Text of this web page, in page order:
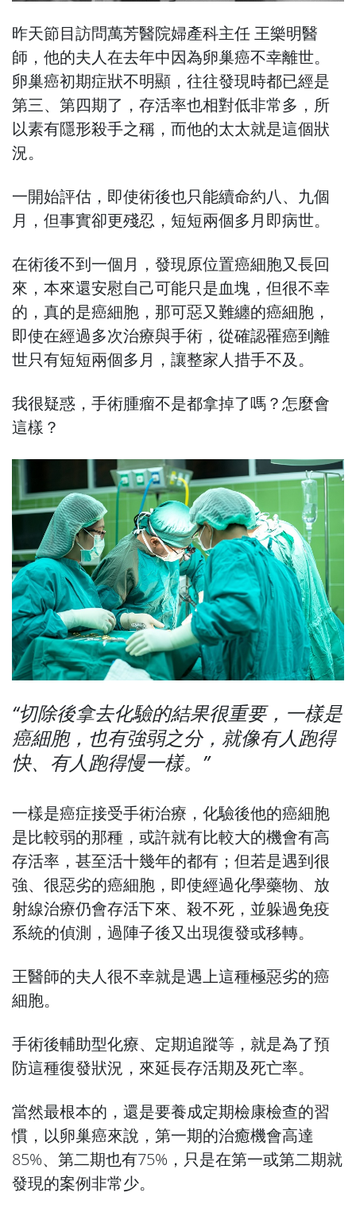
昨天節目訪問萬芳醫院婦產科主任 王樂明醫
師，他的夫人在去年中因為卵巢癌不幸離世。
卵巢癌初期症狀不明顯，往往發現時都已經是
第三、第四期了，存活率也相對低非常多，所
以素有隱形殺手之稱，而他的太太就是這個狀
況。
一開始評估，即使術後也只能續命約八、九個
月，但事實卻更殘忍，短短兩個多月即病世。
在術後不到一個月，發現原位置癌細胞又長回
來，本來還安慰自己可能只是血塊，但很不幸
的，真的是癌細胞，那可惡又難纏的癌細胞，
即使在經過多次治療與手術，從確認罹癌到離
世只有短短兩個多月，讓整家人措手不及。
我很疑惑，手術腫瘤不是都拿掉了嗎？怎麼會
這樣？
切除後拿去化驗的結果很重要，一樣是
癌細胞，也有強弱之分，就像有人跑得
快、有人跑得慢一樣。
一樣是癌症接受手術治療，化驗後他的癌細胞
是比較弱的那種，或許就有比較大的機會有高
存活率，甚至活十幾年的都有；但若是遇到很
強、很惡劣的癌細胞，即使經過化學藥物、放
射線治療仍會存活下來、殺不死，並躲過免疫
系統的偵測，過陣子後又出現復發或移轉。
王醫師的夫人很不幸就是遇上這種極惡劣的癌
細胞。
手術後輔助型化療、定期追蹤等，就是為了預
防這種復發狀況，來延長存活期及死亡率。
當然最根本的，還是要養成定期檢康檢查的習
慣，以卵巢癌來說，第一期的治癒機會高達
85%、第二期也有75%，只是在第一或第二期就
發現的案例非常少。